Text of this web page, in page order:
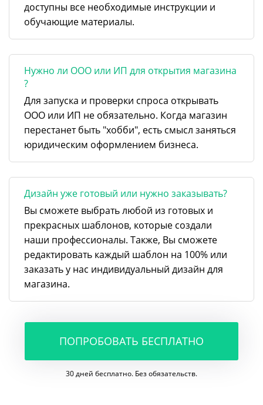
доступны все необходимые инструкции и
обучающие материалы.
Нужно ли ООО или ИП для открытия магазина
?
Для запуска и проверки спроса открывать
ООО или ИП не обязательно. Когда магазин
перестанет быть "хобби", есть смысл заняться
юридическим оформлением бизнеса.
Дизайн уже готовый или нужно заказывать?
Вы сможете выбрать любой из готовых и
прекрасных шаблонов, которые создали
наши профессионалы. Также, Вы сможете
редактировать каждый шаблон на 100% или
заказать у нас индивидуальный дизайн для
магазина.
ПОПРОБОВАТЬ БЕСПЛАТНО
30 дней бесплатно. Без обязательств.